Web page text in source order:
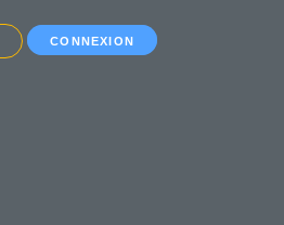
CONNEXION